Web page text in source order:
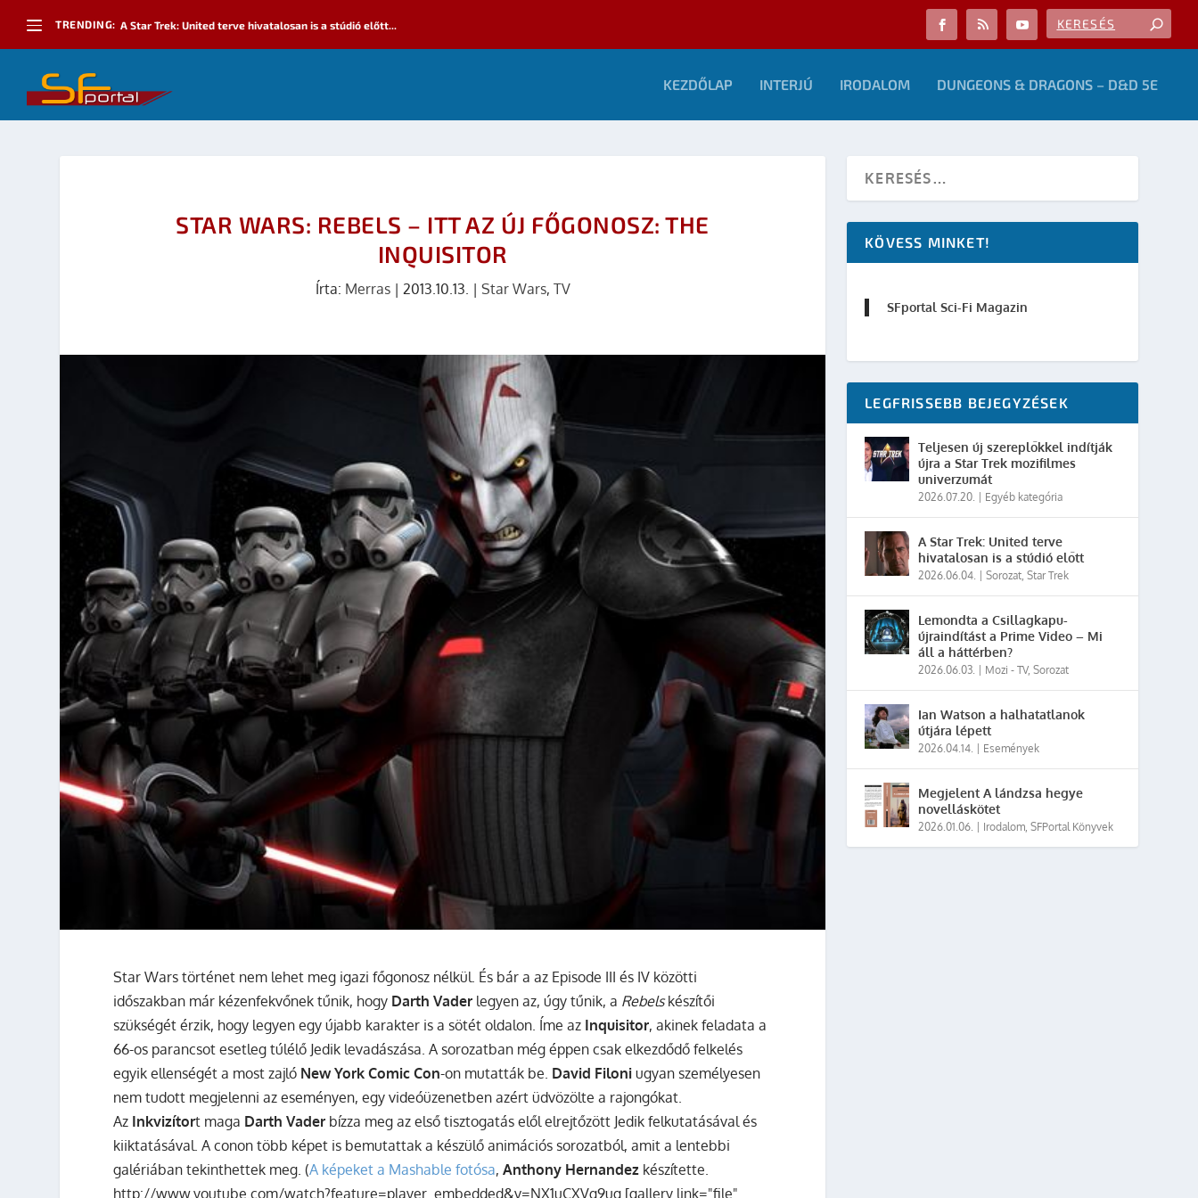
TRENDING: A Star Trek: United terve hivatalosan is a stúdió előtt...
KEZDŐLAP INTERJÚ IRODALOM DUNGEONS & DRAGONS – D&D 5E
STAR WARS: REBELS – ITT AZ ÚJ FŐGONOSZ: THE
INQUISITOR
Írta: Merras| 2013.10.13. | Star Wars, TV
Star Wars történet nem lehet meg igazi főgonosz nélkül. És bár a az Episode III és IV közötti
időszakban már kézenfekvőnek tűnik, hogy Darth Vader legyen az, úgy tűnik, a Rebelskészítői
szükségét érzik, hogy legyen egy újabb karakter is a sötét oldalon. Íme az Inquisitor, akinek feladata a
66-os parancsot esetleg túlélő Jedik levadászása.A sorozatban még éppen csak elkezdődő felkelés
egyik ellenségét a most zajló New York Comic Con-on mutatták be. David Filoni ugyan személyesen
nem tudott megjelenni az eseményen, egy videóüzenetben azért üdvözölte a rajongókat.
Az Inkvizítort maga Darth Vader bízza meg az első tisztogatás elől elrejtőzött Jedik felkutatásával és
kiiktatásával. A conon több képet is bemutattak a készülő animációs sorozatból, amit a lentebbi
galériában tekinthettek meg. (A képeket a Mashable fotósa,Anthony Hernandez készítette.
http://www.youtube.com/watch?feature=player_embedded&v=NX1uCXVg9ug [gallery link="file"
KÖVESS MINKET!
SFportal Sci-Fi Magazin
LEGFRISSEBB BEJEGYZÉSEK
Teljesen új szereplőkkel indítják
újra a Star Trek mozifilmes
univerzumát
2026.07.20. Egyéb kategória
A Star Trek: United terve
hivatalosan is a stúdió előtt
2026.06.04. |Sorozat,Star Trek
Lemondta a Csillagkapu-
újraindítást a Prime Video – Mi
áll a háttérben?
2026.06.03. Mozi - TV,Sorozat
Ian Watson a halhatatlanok
útjára lépett
2026.04.14. Események
Megjelent A lándzsa hegye
novelláskötet
2026.01.06. Irodalom,SFPortal Könyvek